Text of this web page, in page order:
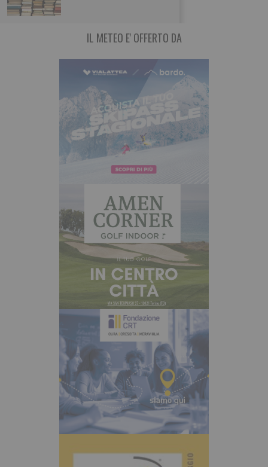
IL METEO E' OFFERTO DA